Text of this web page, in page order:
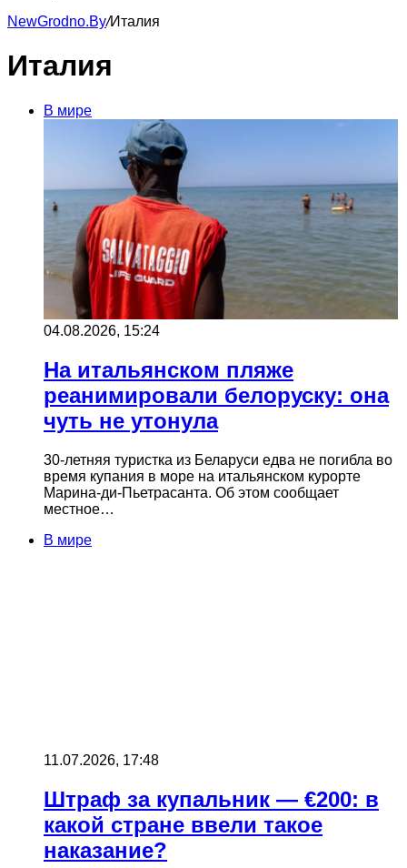
NewGrodno.By/Италия
Италия
В мире
04.08.2026, 15:24
На итальянском пляже
реанимировали белоруску: она
чуть не утонула
30-летняя туристка из Беларуси едва не погибла во
время купания в море на итальянском курорте
Марина-ди-Пьетрасанта. Об этом сообщает
местное…
В мире
11.07.2026, 17:48
Штраф за купальник — €200: в
какой стране ввели такое
наказание?